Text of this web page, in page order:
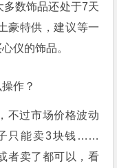
数饰品还处于7天
豪特供，建议等一
仪的饰品。
作？
不过市场价格波动
只能卖3块钱……
者卖了都可以，看